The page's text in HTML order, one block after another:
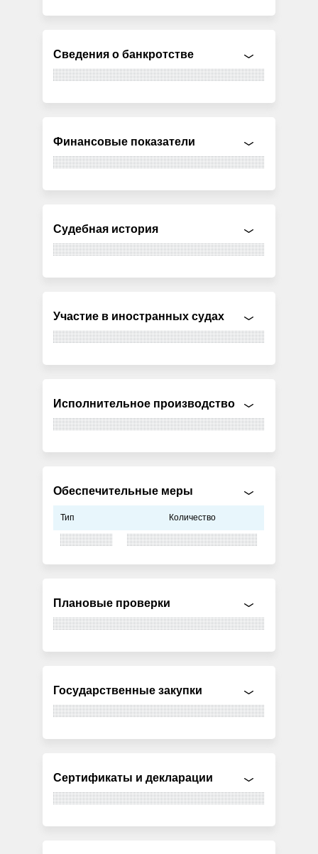
Сведения о банкротстве
Финансовые показатели
Судебная история
Участие в иностранных судах
Исполнительное производство
Обеспечительные меры
Тип Количество
Плановые проверки
Государственные закупки
Сертификаты и декларации